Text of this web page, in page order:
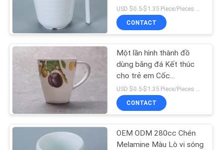
SOÁT
CHẤT
LƯỢNG
LIÊN
HỆ
CHÚNG
Bộ bát đĩa màu
Bộ bát đĩa Bone
China
20
CONTACT
Một lần hình thành đồ
dùng bằng đá Kết thúc
cho trẻ em Cốc
Melamine
USD $0.5-$1.35 Piece/Pieces MOQ:300 mảnh / miếng
CONTACT
OEM ODM 280cc Chén
Melamine Màu Lò vi sóng